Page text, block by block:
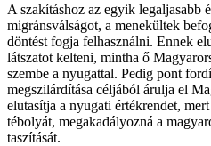
A szakításhoz az egyik legaljasabb
migránsválságot, a menekültek
döntést fogja felhasználni. Ennek
látszatot kelteni, mintha ő
szembe a nyugattal. Pedig pont
megszilárdítása céljából árulja el
elutasítja a nyugati értékrendet,
tébolyát, megakadályozná a
taszítását.